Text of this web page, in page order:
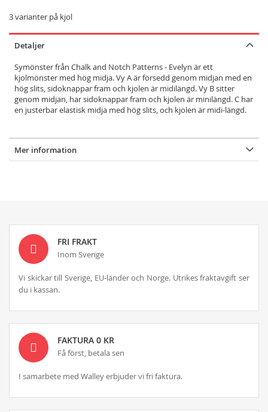
3 varianter på kjol
Detaljer
Symönster från Chalk and Notch Patterns - Evelyn är ett
kjolmönster med hög midja. Vy A är försedd genom midjan med en
hög slits, sidoknappar fram och kjolen är midilängd. Vy B sitter
genom midjan, har sidoknappar fram och kjolen är minilängd. C har
en justerbar elastisk midja med hög slits, och kjolen är midi-längd.
Mer information
FRI FRAKT
Inom Sverige
Vi skickar till Sverige, EU-länder och Norge. Utrikes fraktavgift ser
du i kassan.
FAKTURA 0 KR
Få först, betala sen
I samarbete med Walley erbjuder vi fri faktura.